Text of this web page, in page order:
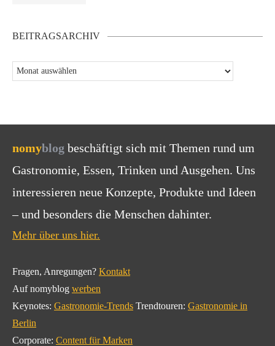
BEITRAGSARCHIV
nomyblog beschäftigt sich mit Themen rund um
Gastronomie, Essen, Trinken und Ausgehen. Uns
interessieren neue Konzepte, Produkte und Ideen
– und besonders die Menschen dahinter.
Mehr über uns hier.
Fragen, Anregungen? Kontakt
Auf nomyblog werben
Keynotes: Gastronomie-Trends Trendtouren: Gastronomie in
Berlin
Corporate: Content für Marken